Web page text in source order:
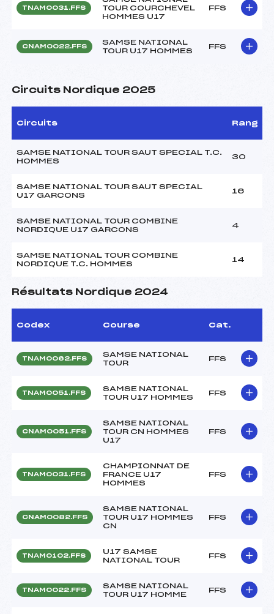
TNAM0031.FFS
TOUR COURCHEVEL
HOMMES U17
FFS
CNAM0022.FFS
SAMSE NATIONAL
TOUR U17 HOMMES
FFS
Circuits Nordique 2025
Circuits Rang
SAMSE NATIONAL TOUR SAUT SPECIAL T.C.
HOMMES
30
SAMSE NATIONAL TOUR SAUT SPECIAL
U17 GARCONS
16
SAMSE NATIONAL TOUR COMBINE
NORDIQUE U17 GARCONS
4
SAMSE NATIONAL TOUR COMBINE
NORDIQUE T.C. HOMMES
14
Résultats Nordique 2024
Codex Course Cat.
TNAM0062.FFS
SAMSE NATIONAL
TOUR
FFS
TNAM0051.FFS
SAMSE NATIONAL
TOUR U17 HOMMES
FFS
CNAM0051.FFS
SAMSE NATIONAL
TOUR CN HOMMES
U17
FFS
TNAM0031.FFS
CHAMPIONNAT DE
FRANCE U17
HOMMES
FFS
CNAM0082.FFS
SAMSE NATIONAL
TOUR U17 HOMMES
CN
FFS
TNAM0102.FFS
U17 SAMSE
NATIONAL TOUR
FFS
TNAM0022.FFS
SAMSE NATIONAL
TOUR U17 HOMME
FFS